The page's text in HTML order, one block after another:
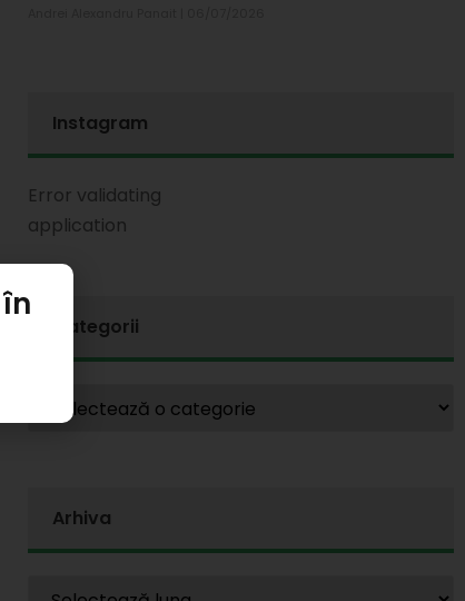
Instagram
Error validating
application
Categorii
Arhiva